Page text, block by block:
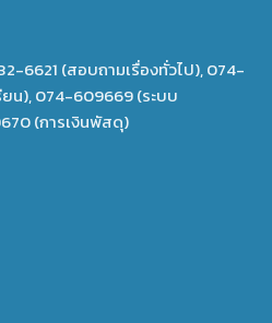
6621 (สอบถามเรื่องทั่วไป), 074-
ยน), 074-609669 (ระบบ
(การเงินพัสดุ)